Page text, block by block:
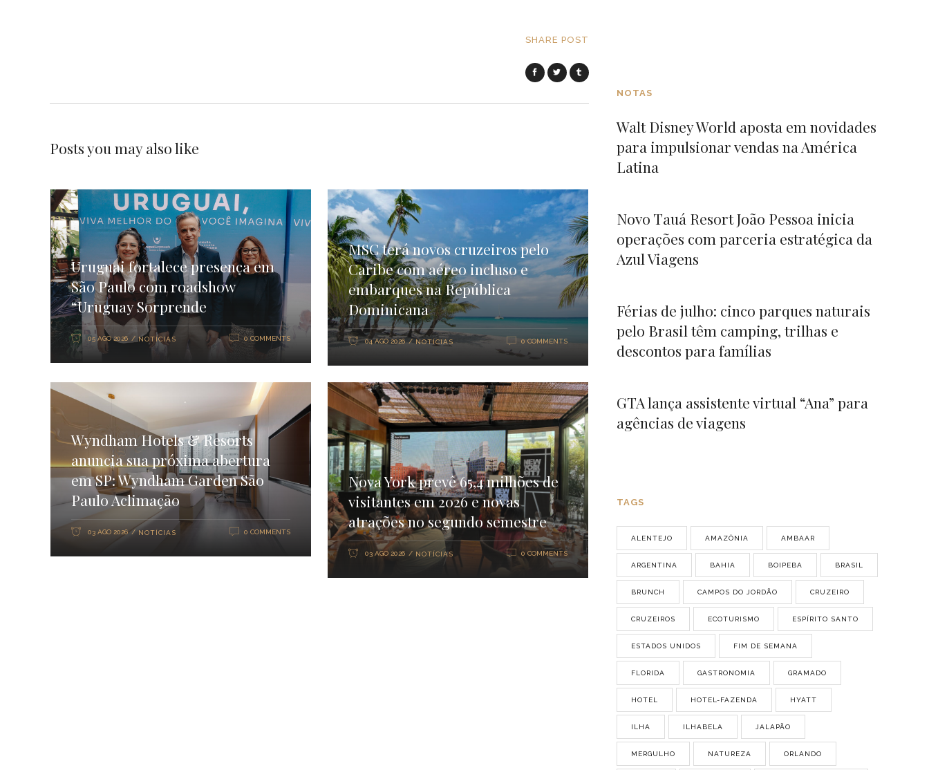
SHARE POST
Posts you may also like
Uruguai fortalece presença em
São Paulo com roadshow
“Uruguay Sorprende
05 AGO 2026 NOTÍCIAS 0 COMMENTS
MSC terá novos cruzeiros pelo
Caribe com aéreo incluso e
embarques na República
Dominicana
04 AGO 2026 NOTÍCIAS 0 COMMENTS
Wyndham Hotels & Resorts
anuncia sua próxima abertura
em SP: Wyndham Garden São
Paulo Aclimação
03 AGO 2026 NOTÍCIAS 0 COMMENTS
Nova York prevê 65,4 milhões de
visitantes em 2026 e novas
atrações no segundo semestre
03 AGO 2026 NOTÍCIAS 0 COMMENTS
NOTAS
Walt Disney World aposta em novidades
para impulsionar vendas na América
Latina
Novo Tauá Resort João Pessoa inicia
operações com parceria estratégica da
Azul Viagens
Férias de julho: cinco parques naturais
pelo Brasil têm camping, trilhas e
descontos para famílias
GTA lança assistente virtual “Ana” para
agências de viagens
TAGS
ALENTEJO AMAZÔNIA AMBAAR
ARGENTINA BAHIA BOIPEBA BRASIL
BRUNCH CAMPOS DO JORDÃO CRUZEIRO
CRUZEIROS ECOTURISMO ESPÍRITO SANTO
ESTADOS UNIDOS FIM DE SEMANA
FLORIDA GASTRONOMIA GRAMADO
HOTEL HOTEL-FAZENDA HYATT
ILHA ILHABELA JALAPÃO
MERGULHO NATUREZA ORLANDO